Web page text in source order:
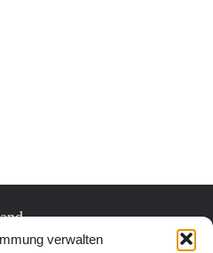
verwalten